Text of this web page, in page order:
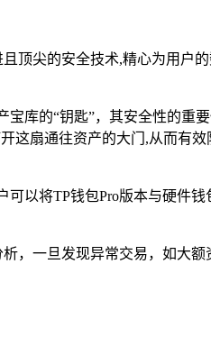
顶尖的安全技术,精心为用户
库的“钥匙”，其安全性的重
这扇通往资产的大门,从而有
以将TP钱包Pro版本与硬件
，一旦发现异常交易，如大